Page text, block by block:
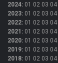
2024: 01 02 03 04
2023: 01 02 03 04
2022: 01 02 03 04
2021 : 01 02 03 04
2020: 01 02 03 04
2019: 01 02 03 04
2018: 01 02 03 04